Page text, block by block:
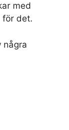
med
för det.
några